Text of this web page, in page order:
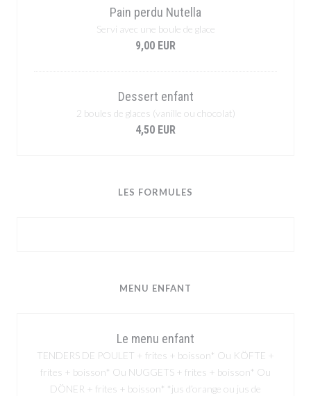
Pain perdu Nutella
Servi avec une boule de glace
9,00 EUR
Dessert enfant
2 boules de glaces (vanille ou chocolat)
4,50 EUR
LES FORMULES
MENU ENFANT
Le menu enfant
TENDERS DE POULET + frites + boisson* Ou KÖFTE +
frites + boisson* Ou NUGGETS + frites + boisson* Ou
DÖNER + frites + boisson* *jus d’orange ou jus de